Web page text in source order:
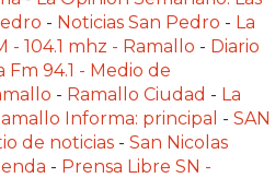
- Noticias San Pedro - La
- 104.1 mhz - Ramallo - Diario
Fm 94.1 - Medio de
- Ramallo Ciudad - La
Informa: principal - SAN
de noticias - San Nicolas
- Prensa Libre SN -